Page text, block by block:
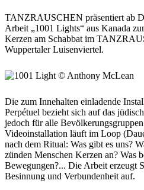
TANZRAUSCHEN präsentiert ab
Arbeit „1001 Lights“ aus Kanada
Kerzen am Schabbat im
Wuppertaler Luisenviertel.
Die zum Innehalten einladende
Perpétuel bezieht sich auf das
jedoch für alle
Videoinstallation läuft im Loop
nach dem Ritual: Was gibt es uns?
zünden Menschen Kerzen an? Was
Bewegungen?... Die Arbeit erzeugt
Besinnung und Verbundenheit auf.